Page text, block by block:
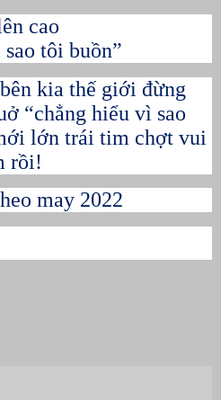
cao
tôi buồn”
kia thế giới đừng
“chẳng hiểu vì sao
lớn trái tim chợt vui
rồi!
may 2022